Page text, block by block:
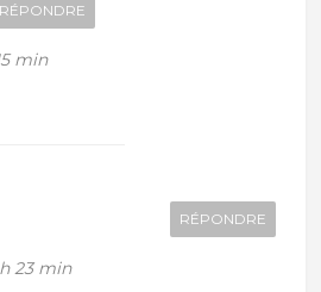
min
RÉPONDRE
23 min
RÉPONDRE